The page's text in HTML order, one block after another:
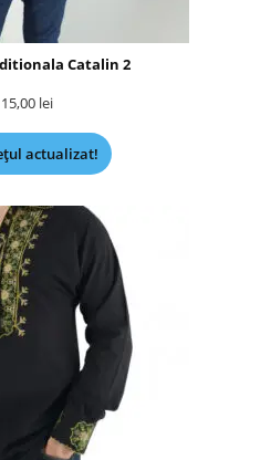
Catalin 2
lei
actualizat!